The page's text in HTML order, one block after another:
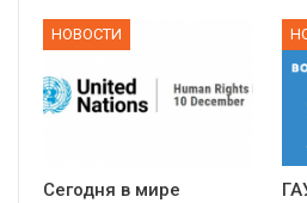
НОВОСТИ
Сегодня в мире